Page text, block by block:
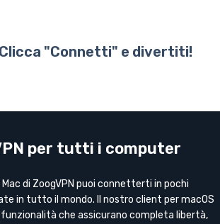
Clicca "Connetti" e divertiti!
per tutti i computer
di ZoogVPN puoi connetterti in pochi
in tutto il mondo. Il nostro client per macOS
che assicurano completa libertà,